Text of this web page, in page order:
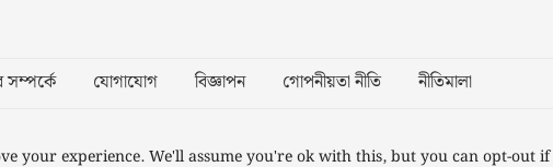
যোগাযোগ বিজ্ঞাপন গোপনীয়তা নীতি নীতিমালা
your experience. We'll assume you're ok with this, but you can opt-out